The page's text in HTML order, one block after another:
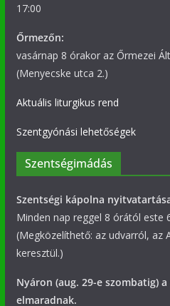
17:00
Őrmezőn:
vasárnap 8 órakor az Őrmezei
(Menyecske utca 2.)
Aktuális liturgikus rend
Szentgyónási lehetőségek
Szentségimádás
Szentségi kápolna
Minden nap reggel 8 órától este
(Megközelíthető: az udvarról, az
keresztül.)
Nyáron (aug. 29-e szombatig)
elmaradnak.